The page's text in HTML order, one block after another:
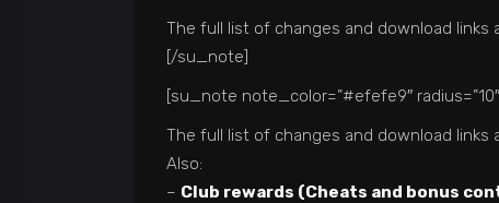
The full list of changes and download links
[/su_note]
[su_note note_color=”#efefe9″
The full list of changes and download links
Also:
– Club rewards (Cheats and bonus